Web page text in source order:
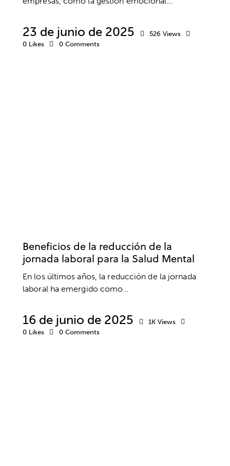
23 de junio de 2025 526 Views
0 Likes 0 Comments
Beneficios de la reducción de la
jornada laboral para la Salud Mental
En los últimos años, la reducción de la jornada
laboral ha emergido como…
16 de junio de 2025 1K Views
0 Likes 0 Comments